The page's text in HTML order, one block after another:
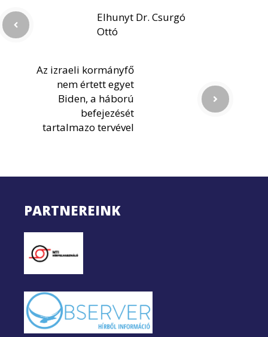
Elhunyt Dr. Csurgó
Ottó
Az izraeli kormányfő
nem értett egyet
Biden, a háború
befejezését
tartalmazo tervével
PARTNEREINK